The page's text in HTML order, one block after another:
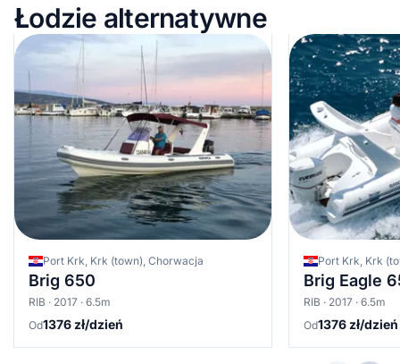
Łodzie alternatywne
Port Krk, Krk (town), Chorwacja
Brig 650
RIB · 2017 · 6.5m
Od1376 zł/dzień
Port Krk, Krk
Brig Eagle
RIB · 2017 · 6.5m
Od1376 zł/dzień